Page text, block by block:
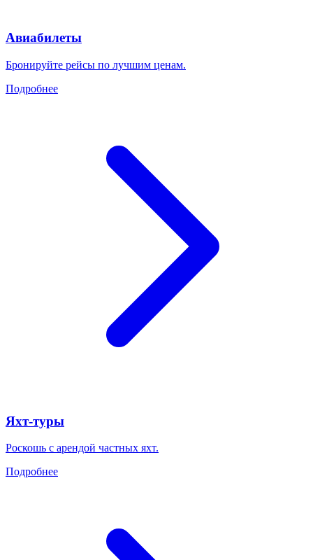
Авиабилеты
Бронируйте рейсы по лучшим ценам.
Подробнее
Яхт-туры
Роскошь с арендой частных яхт.
Подробнее